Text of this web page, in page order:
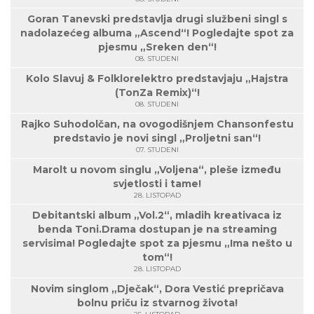
Goran Tanevski predstavlja drugi službeni singl s
nadolazećeg albuma „Ascend“! Pogledajte spot za
pjesmu „Sreken den“!
08. STUDENI
Kolo Slavuj & Folklorelektro predstavjaju „Hajstra
(TonZa Remix)“!
08. STUDENI
Rajko Suhodolčan, na ovogodišnjem Chansonfestu
predstavio je novi singl „Proljetni san“!
07. STUDENI
Marolt u novom singlu „Voljena“, pleše između
svjetlosti i tame!
28. LISTOPAD
Debitantski album „Vol.2“, mladih kreativaca iz
benda Toni.Drama dostupan je na streaming
servisima! Pogledajte spot za pjesmu „Ima nešto u
tom“!
28. LISTOPAD
Novim singlom „Dječak“, Dora Vestić prepričava
bolnu priču iz stvarnog života!